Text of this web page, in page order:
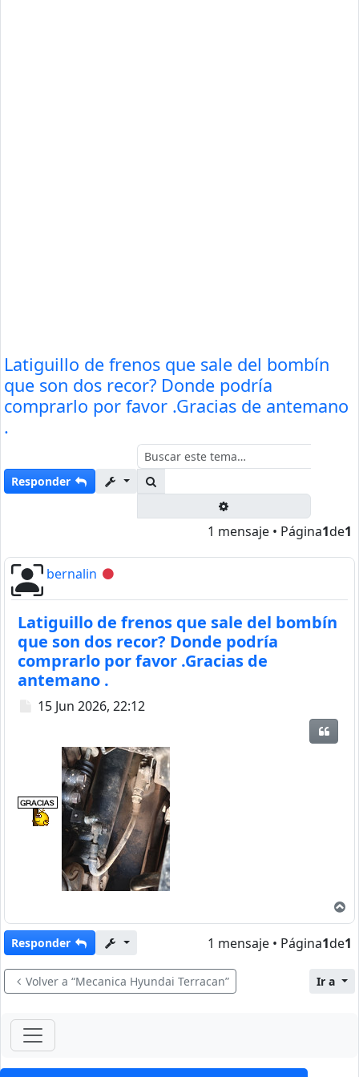
Latiguillo de frenos que sale del bombín
que son dos recor? Donde podría
comprarlo por favor .Gracias de antemano
.
Responder
1 mensaje • Página1de1
bernalin Desconectado
Latiguillo de frenos que sale del bombín
que son dos recor? Donde podría
comprarlo por favor .Gracias de
antemano .
Mensaje
15 Jun 2026, 22:12
Responder 1 mensaje • Página1de1
Volver a “Mecanica Hyundai Terracan” Ir a
ForoClub 2025